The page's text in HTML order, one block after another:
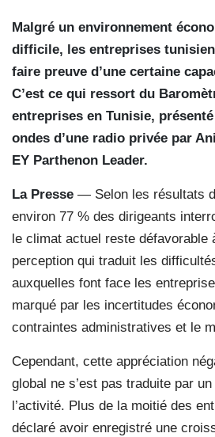
Malgré un environnement
difficile, les entreprises
faire preuve d’une certaine
C’est ce qui ressort du
entreprises en Tunisie,
ondes d’une radio privée par
EY Parthenon Leader.
La Presse — Selon les résultats
environ 77 % des dirigeants
le climat actuel reste défavorable
perception qui traduit les
auxquelles font face les
marqué par les incertitudes
contraintes administratives et le
Cependant, cette appréciation
global ne s’est pas traduite par
l’activité. Plus de la moitié des
déclaré avoir enregistré une